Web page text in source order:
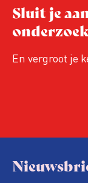
Sluit je
En vergroot je